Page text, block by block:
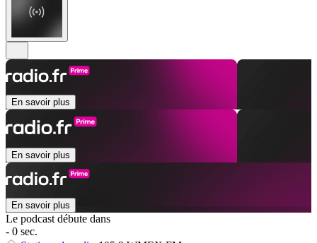
En savoir plus
En savoir plus
En savoir plus
Le podcast débute dans
- 0 sec.